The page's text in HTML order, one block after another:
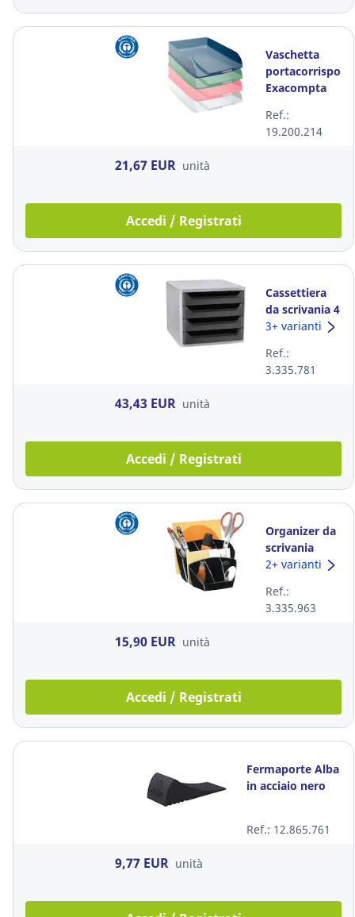
Vaschetta
Exacompta
conf. 4
Ref.:
19.200.214
21,67 EUR unità
Accedi / Registrati
Cassettiera
da scrivania 4
cassetti
3+ varianti
Ref.:
3.335.781
43,43 EUR unità
Accedi / Registrati
Organizer da
scrivania
Lyreco
nero
2+ varianti
Ref.:
3.335.963
15,90 EUR unità
Accedi / Registrati
Fermaporte Alba
in acciaio nero
Ref.: 12.865.761
9,77 EUR unità